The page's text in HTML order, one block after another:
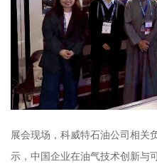
展会现场，科威特石油公司相关
示，中国企业在油气技术创新与